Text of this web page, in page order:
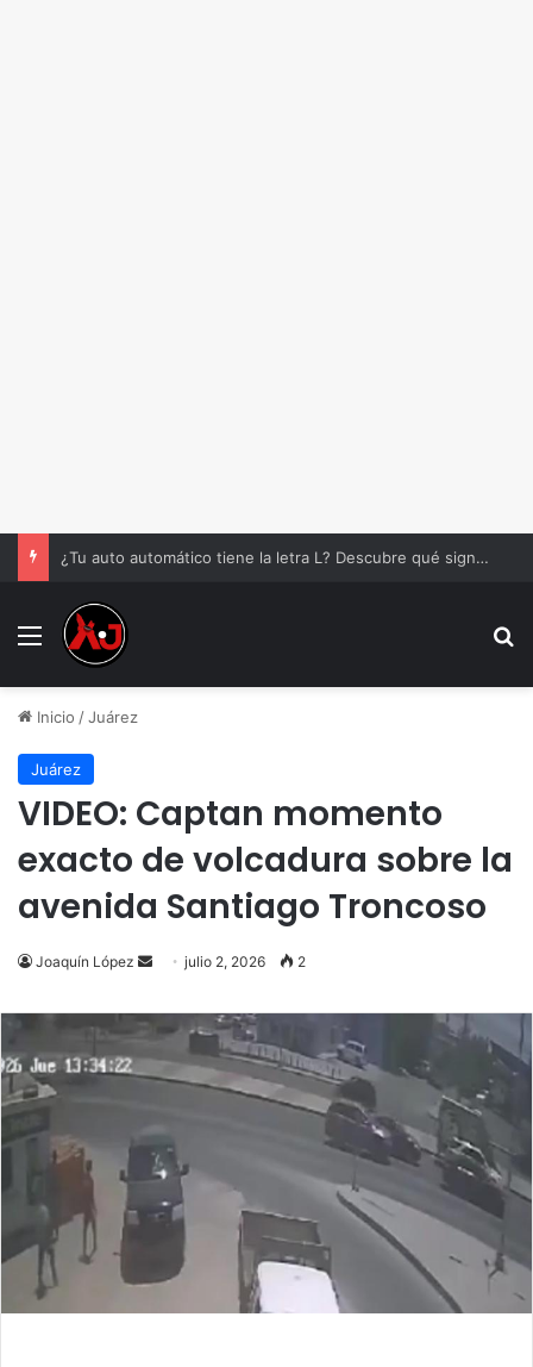
¿Tu auto automático tiene la letra L? Descubre qué significa y cómo utilizarla de forma correcta
Menu
Inicio /Juárez
Juárez
VIDEO: Captan momento
exacto de volcadura sobre la
avenida Santiago Troncoso
Joaquín López
Send
email
julio 2, 2026 2